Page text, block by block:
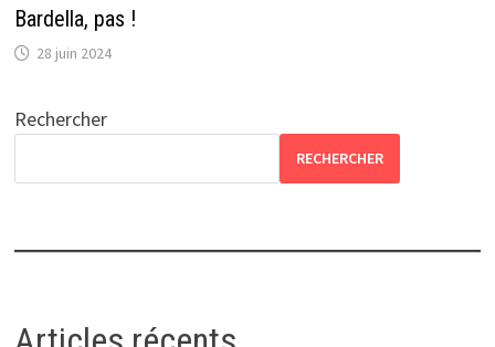
Bardella, pas !
28 juin 2024
Rechercher
RECHERCHER